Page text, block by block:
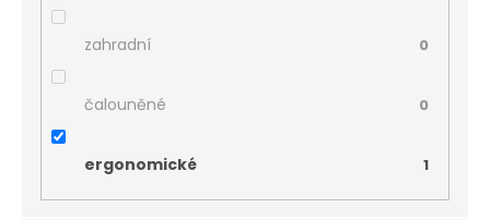
zahradní 0
čalouněné 0
ergonomické 1